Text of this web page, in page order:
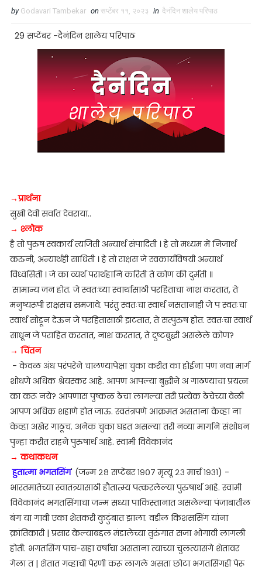
by Godavari Tambekar on सप्टेंबर ११, २०२३ in दैनंदिन शालेय परिपाठ
29 सप्टेंबर -दैनंदिन शालेय परिपाठ
→प्रार्थना
सुखी देवी सर्वात देवराया..
→ श्लोक
है तो पुरुष स्वकार्य त्यजिती अन्यार्थ संपादिती । हे तो मध्यम में निजार्थ
करुनी, अन्यार्थही साधिती । हे तो राक्षस जे स्वकार्यविषयी अन्यार्थ
विध्वंसिती । जे का व्यर्थ परार्थहानि करिती ते कोण की दुर्मती ॥
सामान्य जन होत. जे स्वतःच्या स्वार्थासाठी परहिताचा नाश करतात, ते
मनुष्यरूपी राक्षसच समजावे. परंतु स्वतःचा स्वार्थ नसतानाही जे प स्वतःचा
स्वार्थ सोडून देऊन जे परहितासाठी झटतात, ते सत्पुरुष होत. स्वतःचा स्वार्थ
साधून जे पराहित करतात, नाश करतात, ते दुष्टबुद्धी असलेले कोण?
→ चिंतन
- केवळ अंध परंपरेने चालण्यापेक्षा चुका करीत का होईना पण नवा मार्ग
शोधणे अधिक श्रेयस्कर आहे. आपण आपल्या बुद्धीने अ गाठण्याचा प्रयत्न
का करू नये? आपणास पुष्कळ ठेचा लागल्या तरी प्रत्येक ठेचेच्या वेळी
आपण अधिक शहाणे होत जाऊ. स्वतंत्रपणे आक्रमत असताना केव्हा ना
केव्हा अखेर गाठूच. अनेक चुका घडत असल्या तरी नव्या मार्गाने संशोधन
पुन्हा करीत राहने पुरुषार्थ आहे. स्वामी विवेकानंद
→ कथाकथन
हुतात्मा भगतसिंग' (जन्म २८ सप्टेंबर १९०७ मृत्यू २३ मार्च १९३१) -
भारतमातेच्या स्वातंत्र्यासाठी हौतात्म्य पत्करलेल्या पुरुषार्थ आहे. स्वामी
विवेकानंद भगतसिंगाचा जन्म सध्या पाकिस्तानात असलेल्या पंजाबातील
बंग या गावी एका शेतकरी कुटुंबात झाला. वडील किशससिंग यांना
क्रांतिकारी | प्रसार केल्याबद्दल मंडालेच्या तुरुंगात सजा भोगावी लागली
होती. भगतसिंग पाच-सहा वर्षांचा असताना त्याच्या चुलत्यासंगे शेतावर
गेला त | शेतात गव्हाची पेरणी करू लागले असता छोटा भगतसिंगही पेरू